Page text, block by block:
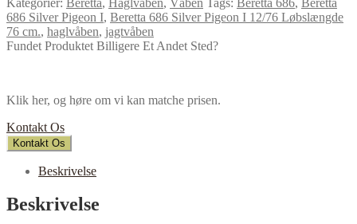
686 Silver Pigeon I, Beretta 686 Silver Pigeon I 12/76 Løbslængde
76 cm., haglvåben, jagtvåben
Fundet Produktet Billigere Et Andet Sted?
Klik her, og høre om vi kan matche prisen.
Kontakt Os
Kontakt Os
Beskrivelse
Beskrivelse